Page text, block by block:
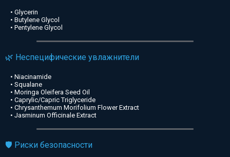
• Glycerin
• Butylene Glycol
• Pentylene Glycol
🌿 Неспецифические увлажнители
• Niacinamide
• Squalane
• Moringa Oleifera Seed Oil
• Caprylic/Capric Triglyceride
• Chrysanthemum Morifolium Flower Extract
• Jasminum Officinale Extract
🛡️ Риски безопасности